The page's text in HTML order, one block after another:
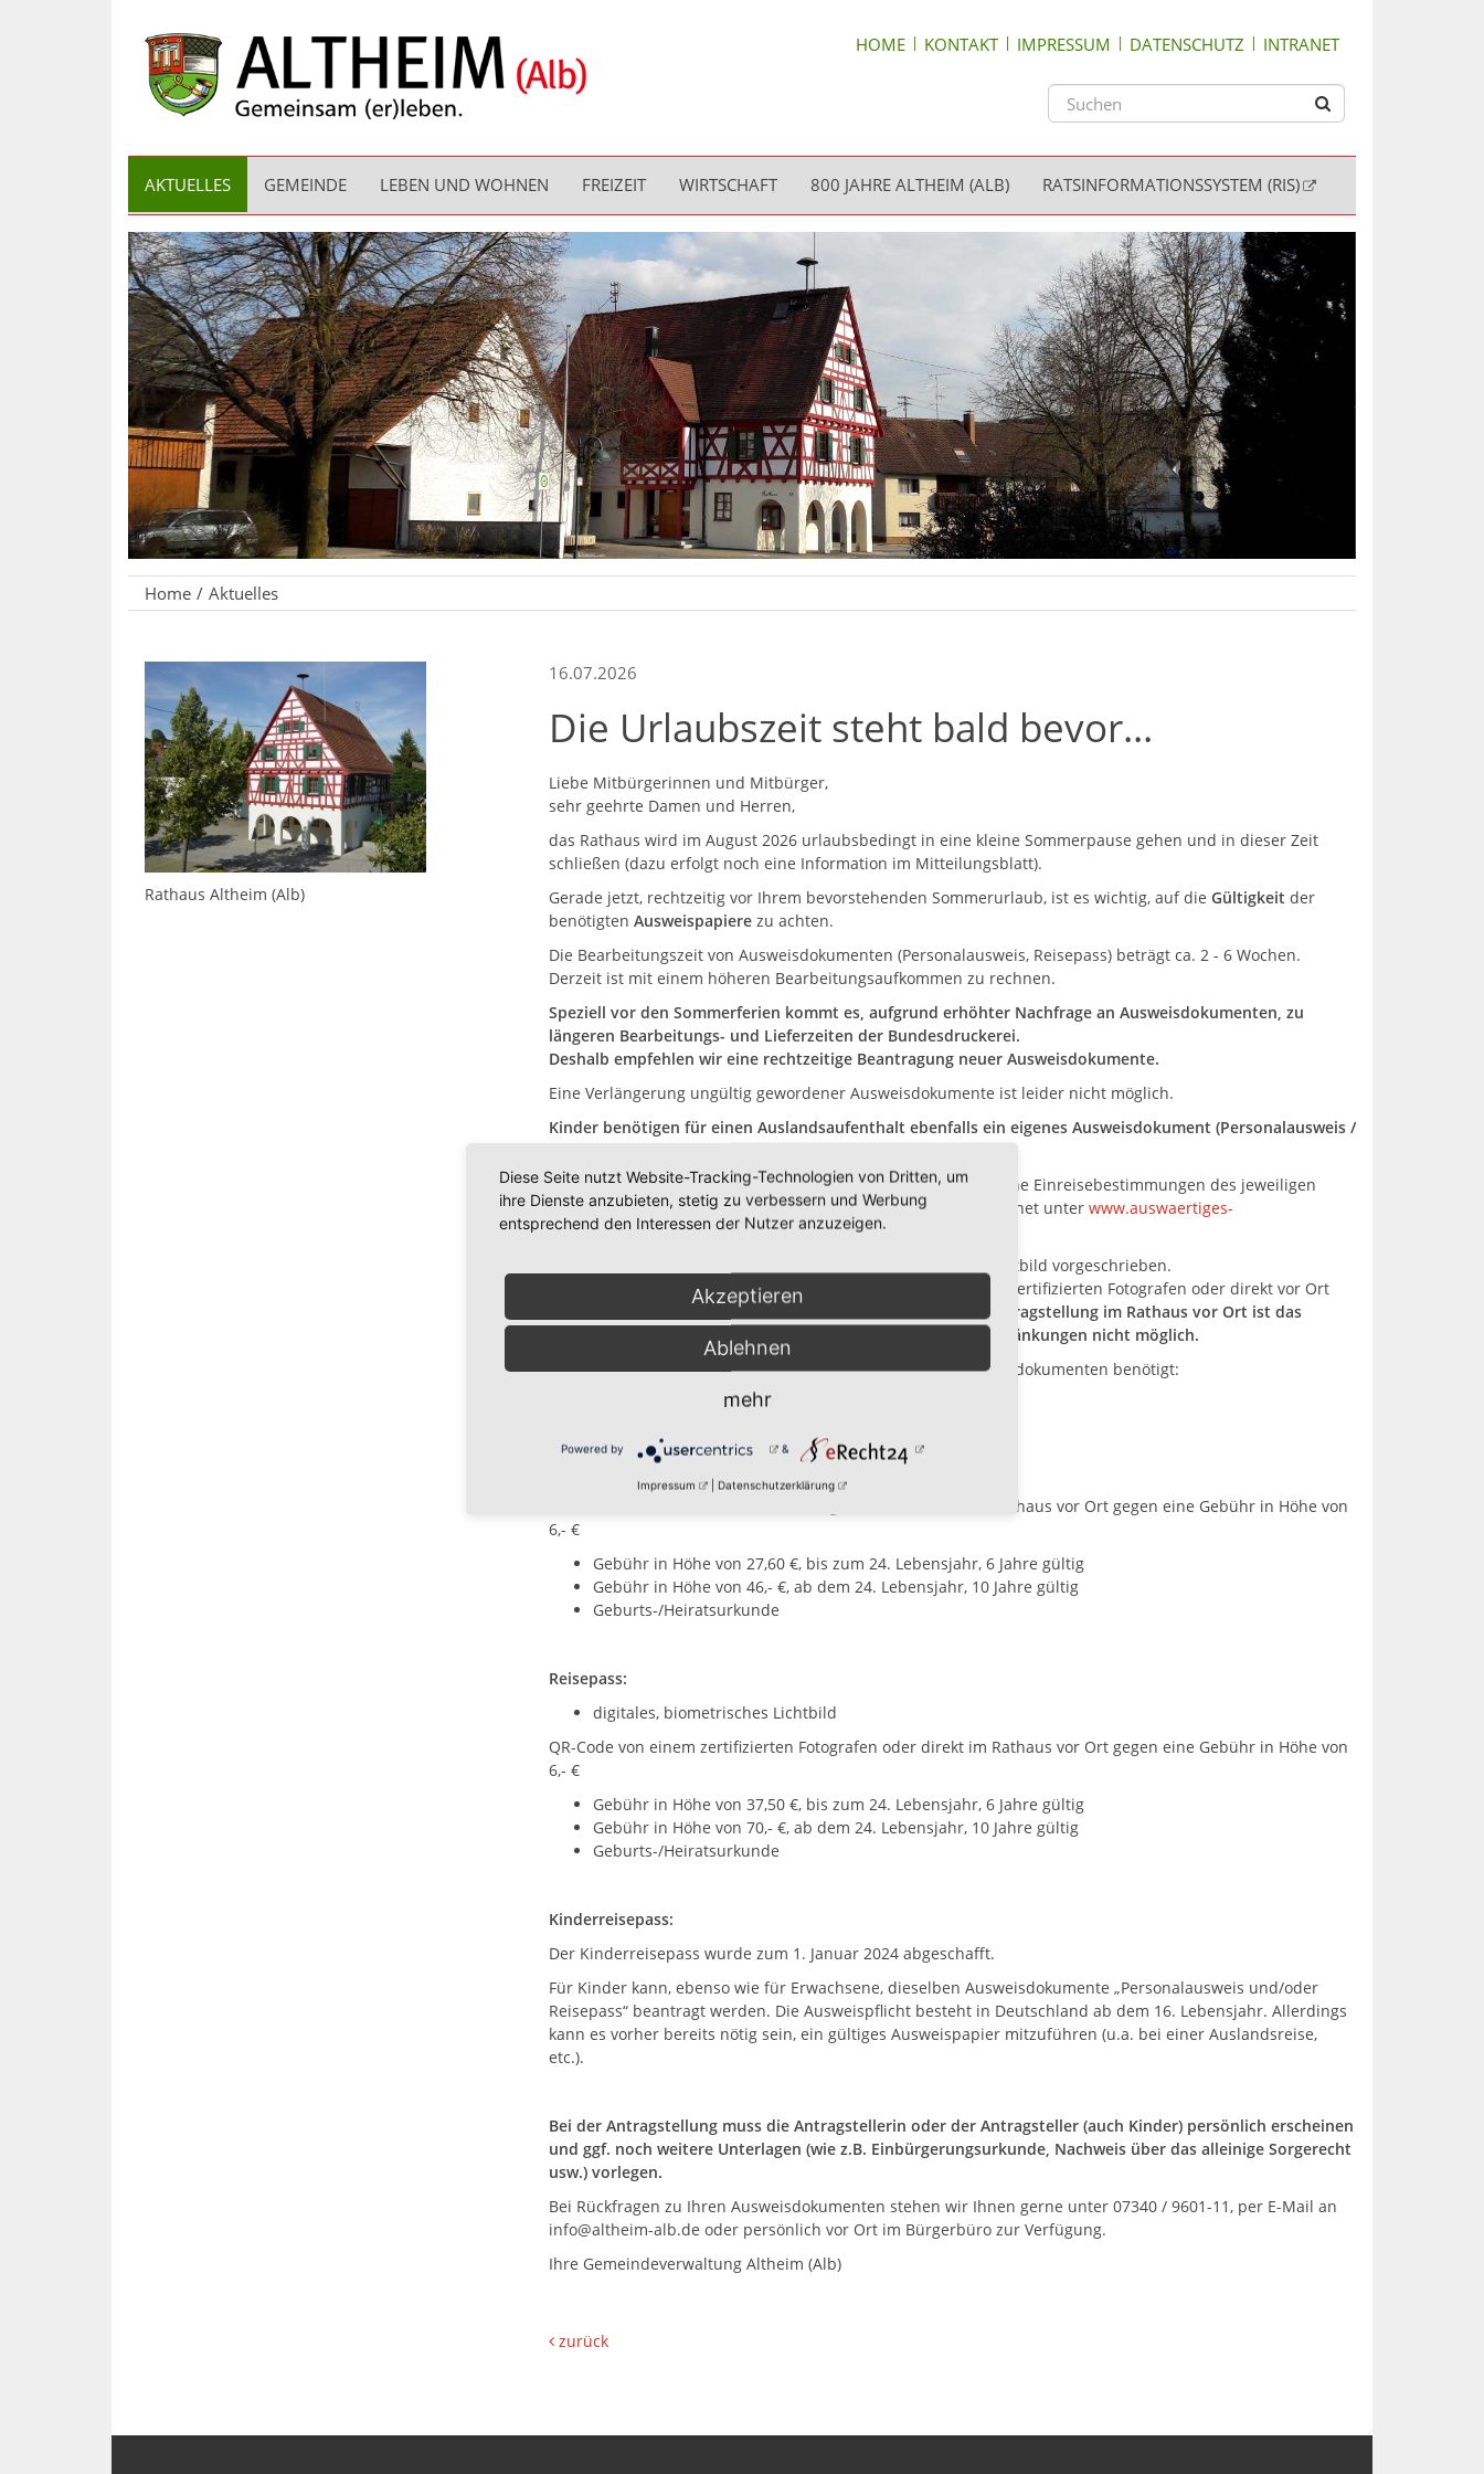
HOME KONTAKT IMPRESSUM DATENSCHUTZ INTRANET
AKTUELLES GEMEINDE LEBEN UND WOHNEN FREIZEIT WIRTSCHAFT 800 JAHRE ALTHEIM (ALB) RATSINFORMATIONSSYSTEM (RIS)
Home Aktuelles
16.07.2026
Die Urlaubszeit steht bald bevor...
Liebe Mitbürgerinnen und Mitbürger,
sehr geehrte Damen und Herren,
das Rathaus wird im August 2026 urlaubsbedingt in eine kleine Sommerpause gehen und in dieser Zeit
schließen (dazu erfolgt noch eine Information im Mitteilungsblatt).
Gerade jetzt, rechtzeitig vor Ihrem bevorstehenden Sommerurlaub, ist es wichtig, auf die Gültigkeit der
benötigten Ausweispapierezu achten.
Die Bearbeitungszeit von Ausweisdokumenten (Personalausweis, Reisepass) beträgt ca. 2 - 6 Wochen.
Derzeit ist mit einem höheren Bearbeitungsaufkommen zu rechnen.
Speziell vor den Sommerferien kommt es, aufgrund erhöhter Nachfrage an Ausweisdokumenten, zu
längeren Bearbeitungs- und Lieferzeiten der Bundesdruckerei.
Deshalb empfehlen wir eine rechtzeitige Beantragung neuer Ausweisdokumente.
Eine Verlängerung ungültig gewordener Ausweisdokumente ist leider nicht möglich.
Kinder benötigen für einen Auslandsaufenthalt ebenfalls ein eigenes Ausweisdokument (Personalausweis /
Welche Ausweisdokumente konkret benötigt werden und welche Einreisebestimmungen des jeweiligen
Reiselandes gelten, können Sie beim Auswärtigen Amt im Internet unter www.auswaertiges-
amt.de/de/reiseundsicherheit
in Erfahrung bringen.
Hinweis: Seit dem 01.05.2025 ist das digitale biometrische Lichtbild vorgeschrieben.
digitale biometrische Lichtbild
bei einem zertifizierten Fotografen oder direkt vor Ort
bei der Antragstellung im Rathaus erstellt werden.
Bei der Antragstellung im Rathaus vor Ort ist das
allerdings für Kleinkinder oder auch für Personen mit Einschränkungen nicht möglich.
Folgende Unterlagen werden für die Beantragung von Ausweisdokumenten benötigt:
Personalausweis:
QR-Code von einem zertifizierten Fotografen oder direkt im Rathaus vor Ort gegen eine Gebühr in Höhe von
6,- €
Gebühr in Höhe von 27,60 €, bis zum 24. Lebensjahr, 6 Jahre gültig
Gebühr in Höhe von 46,- €, ab dem 24. Lebensjahr, 10 Jahre gültig
Geburts-/Heiratsurkunde
Reisepass:
digitales, biometrisches Lichtbild
QR-Code von einem zertifizierten Fotografen oder direkt im Rathaus vor Ort gegen eine Gebühr in Höhe von
6,- €
Gebühr in Höhe von 37,50 €, bis zum 24. Lebensjahr, 6 Jahre gültig
Gebühr in Höhe von 70,- €, ab dem 24. Lebensjahr, 10 Jahre gültig
Geburts-/Heiratsurkunde
Kinderreisepass:
Der Kinderreisepass wurde zum 1. Januar 2024 abgeschafft.
Für Kinder kann, ebenso wie für Erwachsene, dieselben Ausweisdokumente „Personalausweis und/oder
Reisepass“ beantragt werden. Die Ausweispflicht besteht in Deutschland ab dem 16. Lebensjahr. Allerdings
kann es vorher bereits nötig sein, ein gültiges Ausweispapier mitzuführen (u.a. bei einer Auslandsreise,
etc.).
Bei der Antragstellung muss die Antragstellerin oder der Antragsteller (auch Kinder) persönlich erscheinen
und ggf. noch weitere Unterlagen (wie z.B. Einbürgerungsurkunde, Nachweis über das alleinige Sorgerecht
usw.) vorlegen.
Bei Rückfragen zu Ihren Ausweisdokumenten stehen wir Ihnen gerne unter 07340 / 9601-11, per E-Mail an
info@altheim-alb.de oder persönlich vor Ort im Bürgerbüro zur Verfügung.
Ihre Gemeindeverwaltung Altheim (Alb)
zurück
Rathaus Altheim (Alb)
Diese Seite nutzt Website-Tracking-Technologien von Dritten, um
ihre Dienste anzubieten, stetig zu verbessern und Werbung
entsprechend den Interessen der Nutzer anzuzeigen.
Akzeptieren
Ablehnen
mehr
Powered by &
Impressum | Datenschutzerklärung